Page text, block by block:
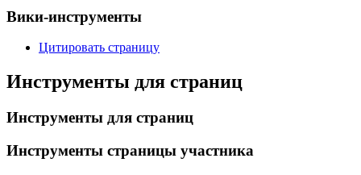
Вики-инструменты
Цитировать страницу
Инструменты для страниц
Инструменты для страниц
Инструменты страницы участника